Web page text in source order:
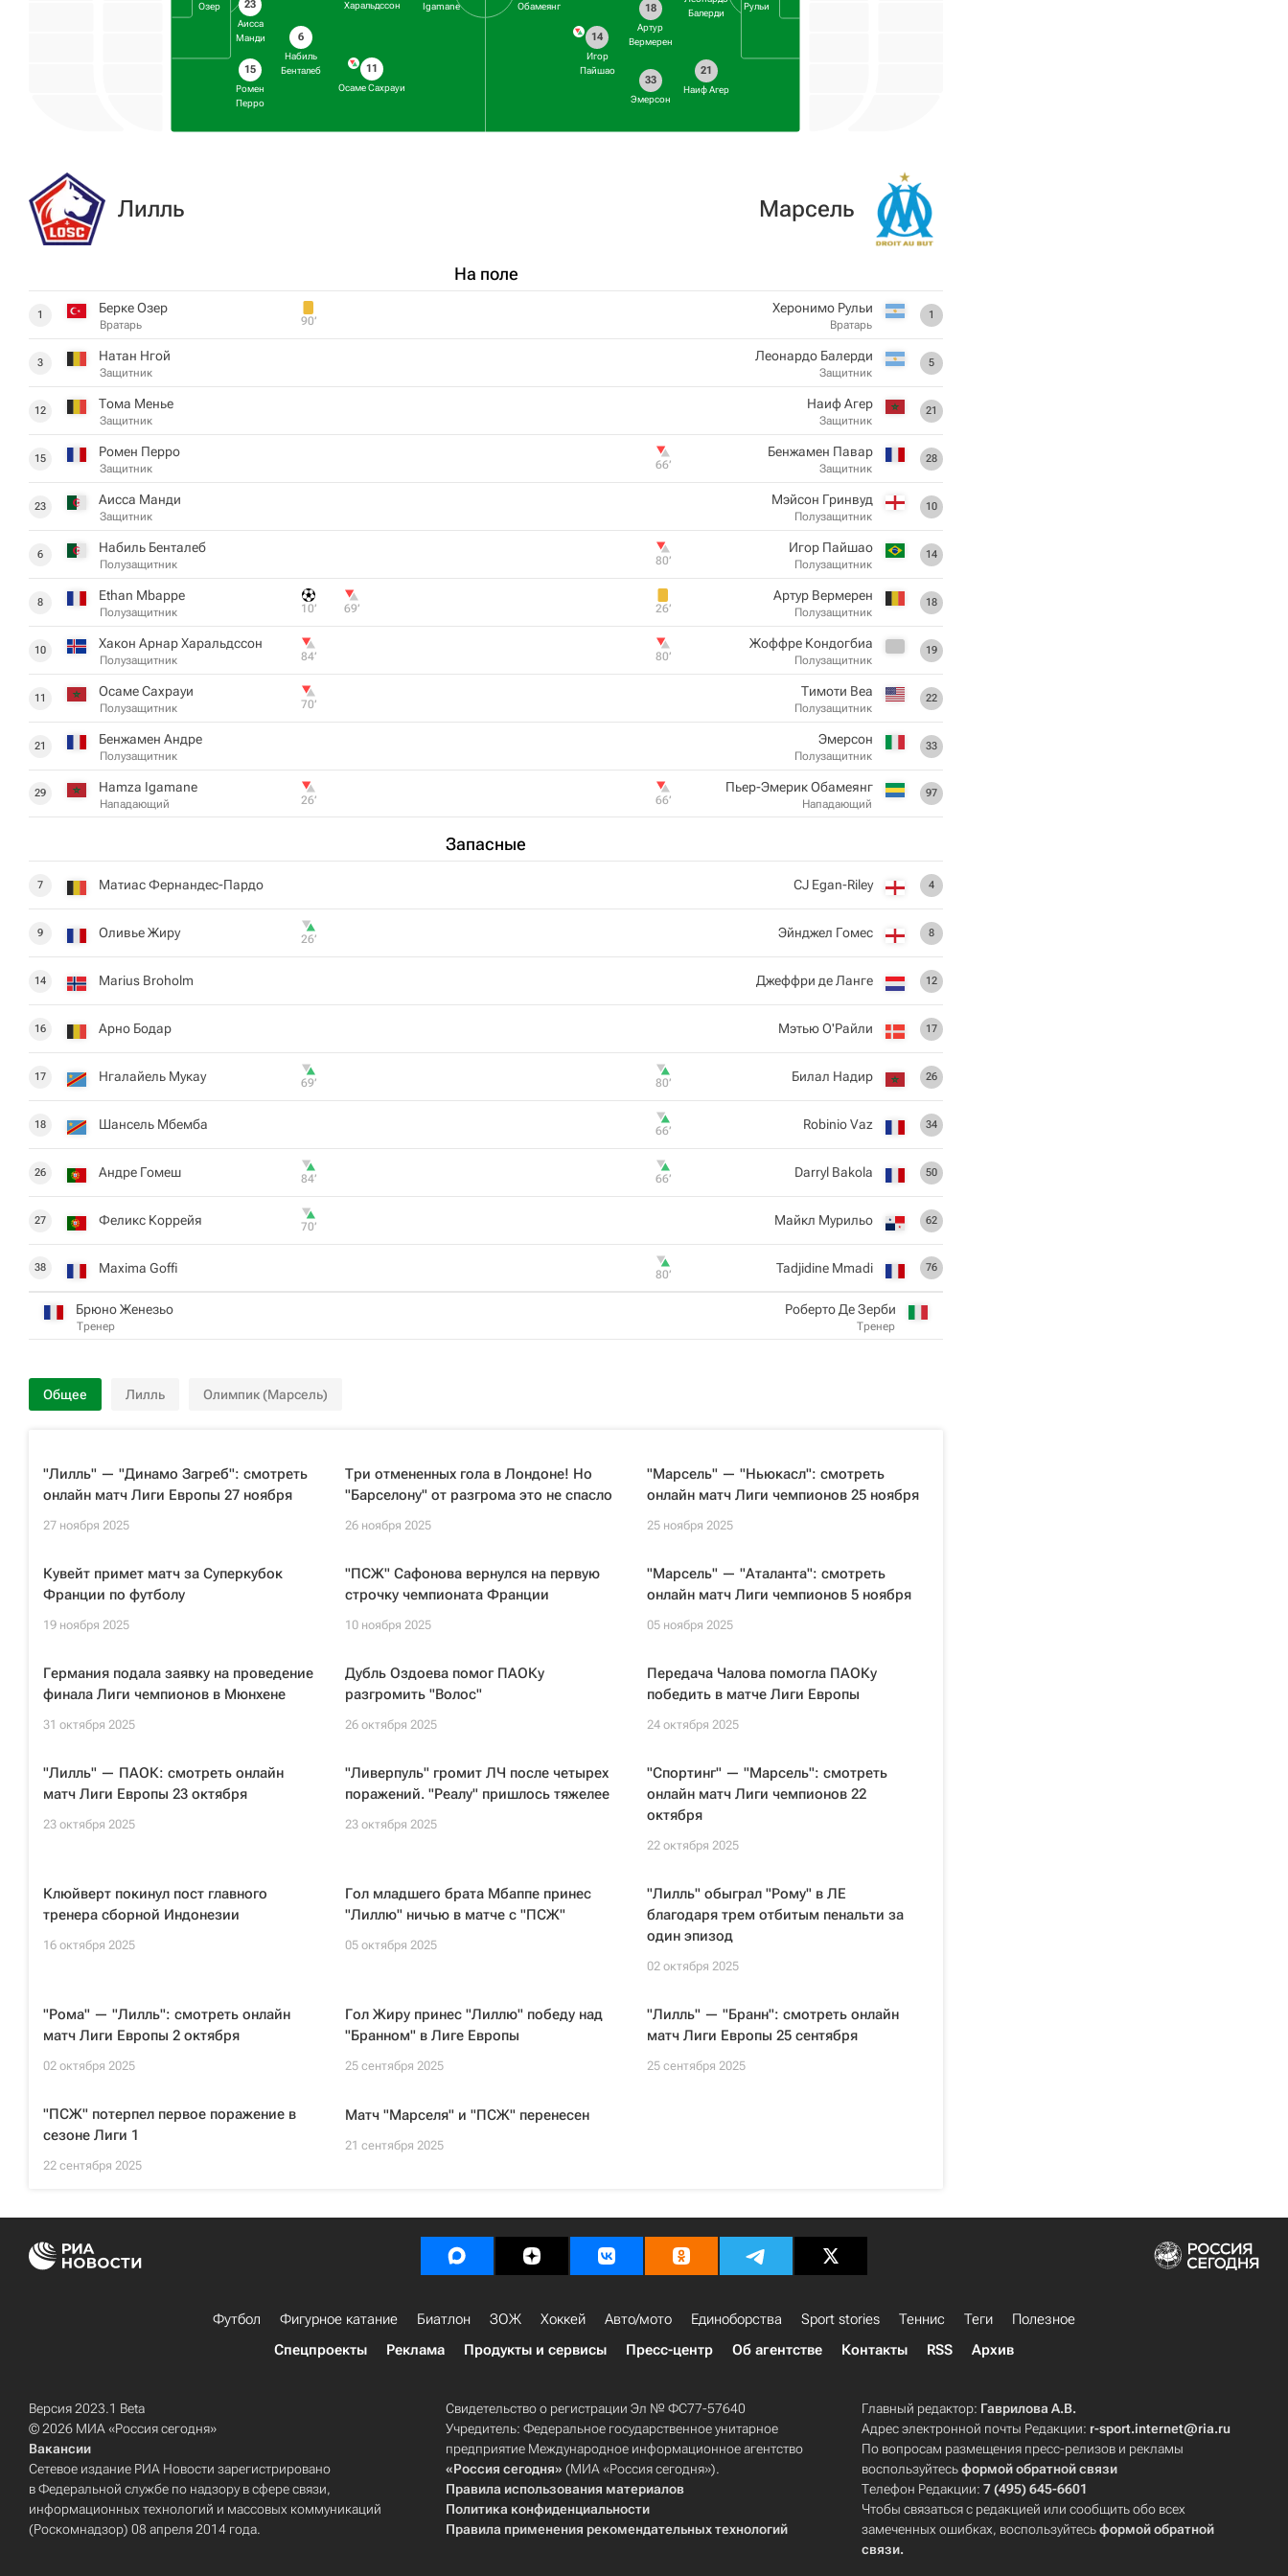
Озер
23
Аисса
Манди
15
Ромен
Перро
6
Набиль
Бенталеб
Харальдссон
11
Осаме Сахрауи
Igamane
Рульи
Балерди
21
Наиф Агер
18
Артур
Вермерен
33
Эмерсон
14
Игор
Пайшао
Обамеянг
Лилль
На поле
1 Берке Озер
Вратарь 90‎’‎
3 Натан Нгой
Защитник
12 Тома Менье
Защитник
15 Ромен Перро
Защитник
23 Аисса Манди
Защитник
6 Набиль Бенталеб
Полузащитник
8 Ethan Mbappe
Полузащитник 10‎’‎ 69‎’‎
10 Хакон Арнар Харальдссон
Полузащитник 84‎’‎
11 Осаме Сахрауи
Полузащитник 70‎’‎
21 Бенжамен Андре
Полузащитник
29 Hamza Igamane
Нападающий 26‎’‎
Запасные
7 Матиас Фернандес-Пардо
9 Оливье Жиру 26‎’‎
14 Marius Broholm
16 Арно Бодар
17 Нгалайель Мукау 69‎’‎
18 Шансель Мбемба
26 Андре Гомеш 84‎’‎
27 Феликс Коррейя 70‎’‎
38 Maxima Goffi
Брюно Женезьо
Тренер
Марсель
1
Херонимо Рульи
Вратарь
5
Леонардо Балерди
Защитник
21
Наиф Агер
Защитник
28
Бенжамен Павар
Защитник
66‎’‎
10
Мэйсон Гринвуд
Полузащитник
14
Игор Пайшао
Полузащитник
80‎’‎
18
Артур Вермерен
Полузащитник
26‎’‎
19
Жоффре Кондогбиа
Полузащитник
80‎’‎
22
Тимоти Веа
Полузащитник
33
Эмерсон
Полузащитник
97
Пьер-Эмерик Обамеянг
Нападающий
66‎’‎
4
CJ Egan-Riley
8
Эйнджел Гомес
12
Джеффри де Ланге
17
Мэтью О'Райли
26
Билал Надир
80‎’‎
34
Robinio Vaz
66‎’‎
50
Darryl Bakola
66‎’‎
62
Майкл Мурильо
76
Tadjidine Mmadi
80‎’‎
Роберто Де Зерби
Тренер
Общее Лилль Олимпик (Марсель)
"Лилль" — "Динамо Загреб": смотреть
онлайн матч Лиги Европы 27 ноября
27 ноября 2025
Три отмененных гола в Лондоне! Но
"Барселону" от разгрома это не спасло
26 ноября 2025
"Марсель" — "Ньюкасл": смотреть
онлайн матч Лиги чемпионов 25 ноября
25 ноября 2025
Кувейт примет матч за Суперкубок
Франции по футболу
19 ноября 2025
"ПСЖ" Сафонова вернулся на первую
строчку чемпионата Франции
10 ноября 2025
"Марсель" — "Аталанта": смотреть
онлайн матч Лиги чемпионов 5 ноября
05 ноября 2025
Германия подала заявку на проведение
финала Лиги чемпионов в Мюнхене
31 октября 2025
Дубль Оздоева помог ПАОКу
разгромить "Волос"
26 октября 2025
Передача Чалова помогла ПАОКу
победить в матче Лиги Европы
24 октября 2025
"Лилль" — ПАОК: смотреть онлайн
матч Лиги Европы 23 октября
23 октября 2025
"Ливерпуль" громит ЛЧ после четырех
поражений. "Реалу" пришлось тяжелее
23 октября 2025
"Спортинг" — "Марсель": смотреть
онлайн матч Лиги чемпионов 22
октября
22 октября 2025
Клюйверт покинул пост главного
тренера сборной Индонезии
16 октября 2025
Гол младшего брата Мбаппе принес
"Лиллю" ничью в матче с "ПСЖ"
05 октября 2025
"Лилль" обыграл "Рому" в ЛЕ
благодаря трем отбитым пенальти за
один эпизод
02 октября 2025
"Рома" — "Лилль": смотреть онлайн
матч Лиги Европы 2 октября
02 октября 2025
Гол Жиру принес "Лиллю" победу над
"Бранном" в Лиге Европы
25 сентября 2025
"Лилль" — "Бранн": смотреть онлайн
матч Лиги Европы 25 сентября
25 сентября 2025
"ПСЖ" потерпел первое поражение в
сезоне Лиги 1
22 сентября 2025
Матч "Марселя" и "ПСЖ" перенесен
21 сентября 2025
Футбол Фигурное катание Биатлон ЗОЖ Хоккей Авто/мото Единоборства Sport stories Теннис Теги
Полезное
Спецпроекты
Реклама Продукты и сервисы Пресс-центр Об агентстве Контакты RSS Архив
Версия 2023.1 Beta
© 2026 МИА «Россия сегодня»
Вакансии
Сетевое издание РИА Новости зарегистрировано
в Федеральной службе по надзору в сфере связи,
информационных технологий и массовых коммуникаций
(Роскомнадзор) 08 апреля 2014 года.
Свидетельство о регистрации Эл № ФС77-57640
Учредитель: Федеральное государственное унитарное
предприятие Международное информационное агентство
«Россия сегодня» (МИА «Россия сегодня»).
Правила использования материалов
Политика конфиденциальности
Правила применения рекомендательных технологий
Главный редактор: Гаврилова А.В.
Адрес электронной почты Редакции: r-sport.internet@ria.ru
По вопросам размещения пресс-релизов и рекламы
воспользуйтесьформой обратной связи
Телефон Редакции:7 (495) 645-6601
Чтобы связаться с редакцией или сообщить обо всех
замеченных ошибках, воспользуйтесьформой обратной
связи.